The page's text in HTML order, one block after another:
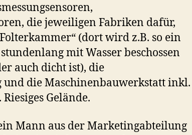
die jeweiligen Fabriken dafür,
(dort wird z.B. so ein
mit Wasser beschossen
auch dicht ist), die
die Maschinenbauwerkstatt inkl.
Gelände.
Mann aus der Marketingabteilung